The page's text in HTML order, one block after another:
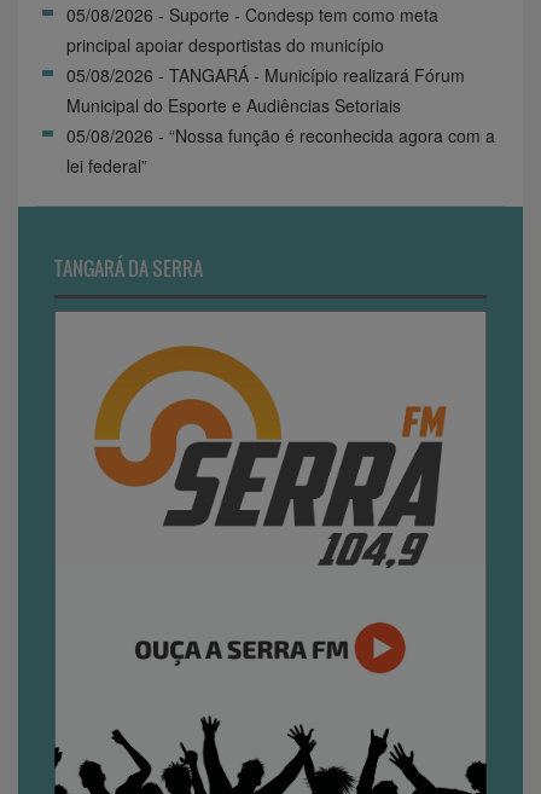
05/08/2026 - Suporte - Condesp tem como meta
principal apoiar desportistas do município
05/08/2026 - TANGARÁ - Município realizará Fórum
Municipal do Esporte e Audiências Setoriais
05/08/2026 - “Nossa função é reconhecida agora com a
lei federal”
TANGARÁ DA SERRA